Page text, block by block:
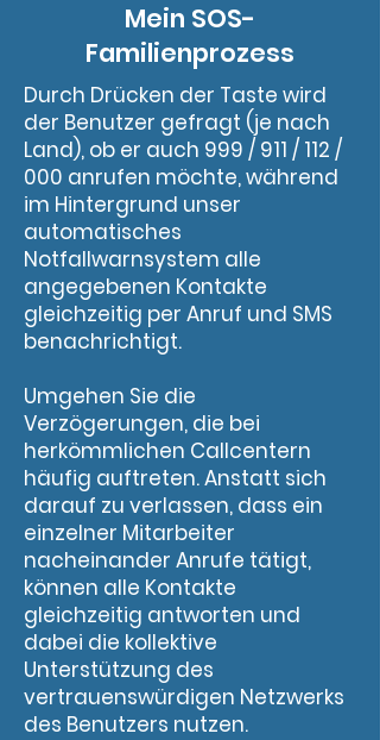
Mein SOS-
Familienprozess
Durch Drücken der Taste wird
der Benutzer gefragt (je nach
Land), ob er auch 999 / 911 / 112 /
000 anrufen möchte, während
im Hintergrund unser
automatisches
Notfallwarnsystem alle
angegebenen Kontakte
gleichzeitig per Anruf und SMS
benachrichtigt.
Umgehen Sie die
Verzögerungen, die bei
herkömmlichen Callcentern
häufig auftreten. Anstatt sich
darauf zu verlassen, dass ein
einzelner Mitarbeiter
nacheinander Anrufe tätigt,
können alle Kontakte
gleichzeitig antworten und
dabei die kollektive
Unterstützung des
vertrauenswürdigen Netzwerks
des Benutzers nutzen.